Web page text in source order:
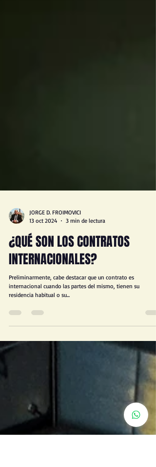
JORGE D. FROIMOVICI
13 oct 2024
3 min de lectura
¿QUÉ SON LOS CONTRATOS
INTERNACIONALES?
Preliminarmente, cabe destacar que un contrato es
internacional cuando las partes del mismo, tienen su